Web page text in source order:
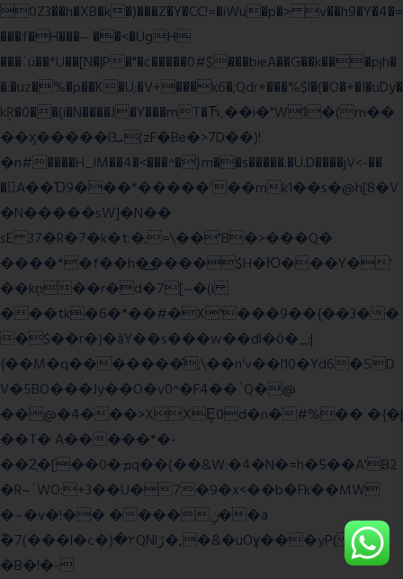
0Z3��h�XB�k�)���Z�Y�CC!=�iWu�p�> v��h9�Y�4�=
���f�H���~ ��<�UgH
���`ú��*U��[N�|P�"�c�����0#$���bieA��G��k���pjh�
�:�uz�%�p��K�U;�V+���k6�;Qdr+���%$l�(�O�+�I�uDy�
kŖ�0��(i�N����J�Y���mT�Ћ,��i�"W1�(m��
��ӽ�����l3ܝ(zF�Be�>7D��)!
�n#����H_lM��4�<���^�}m��s�����.�U.D����jV<-��
�A��Ɗ9���*�����'��mk1��s�@h[8�V
�N�����sW]�N��
sE 37�R�7�k�t:�;=\��'B�>���Q�
����*�f��h�͢����$H�Ю���Y�'
��kņ��r�d�7[~�(i
���tk�6�*��#�X'���9��{��3��
�$��r�)�āY��s���w��dl�ȏ�_;|
{��M�q�������̆;\��n'v��l10�Yd6�5D
V�5BO���Jy��O�v0^�F4��`Q�@
��@�4���>XXȨ0d�n�#%�� �{�|
��T� A�����*�-
��2͔�[��0�ܡq��(��&W:�4�N�=h�5��A'B2
�R~`WO:+3��U�7�9�x<��b�Fk��MW
�~�v�!�� ����ݧ��a
ّ�7(���l�c�)�۲QNlڙ�,�&�uOɣ���yP( z�D|
�B�!�-